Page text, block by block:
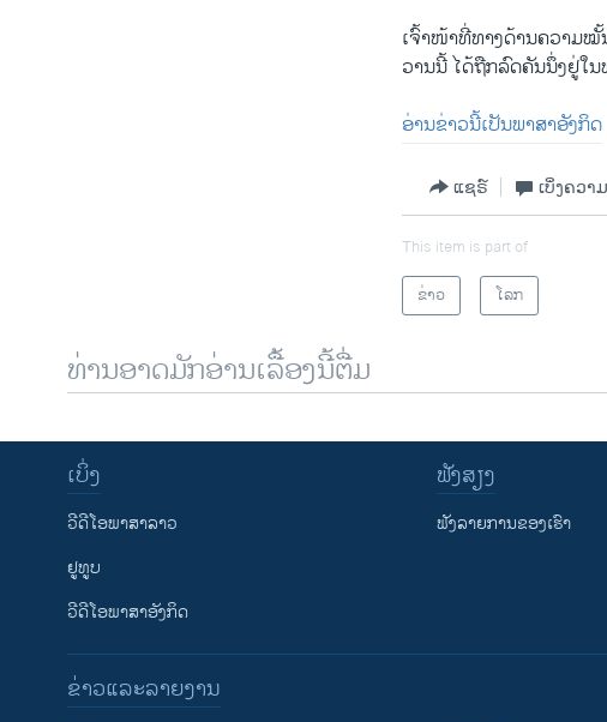
ເຈົ້າ​ໜ້າ​ທີ່ທາງດ້ານຄວາມໝັ້
ວານ​ນີ້ ໄດ້​ຖືກ​ລົດ​ຄັນ​ນຶ່ງຢູ່ໃ
ອ່ານຂ່າວນີ້ເປັນພາສາອັງກິດ
ແຊຣ໌ ເບິ່ງຄວາ
This item is part of
ຂ່າວ
ໂລກ
ທ່ານອາດມັກອ່ານເລື້ອງນີ້ຕື່ມ
ເບິ່ງ
ວີດີໂອພາສາລາວ
ຢູທູບ
ວີດີໂອພາສາອັງກິດ
ຟັງສຽງ
ຟັງລາຍການຂອງເຮົາ
ຂ່າວແລະລາຍງານ